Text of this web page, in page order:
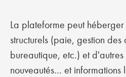
La plateforme peut
structurels (paie, gestion
bureautique, etc.) et
nouveautés… et informations